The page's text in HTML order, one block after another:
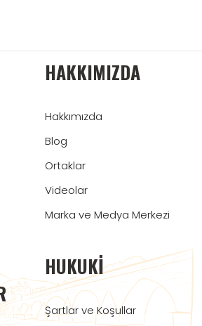
HAKKIMIZDA
Hakkımızda
Blog
Ortaklar
Videolar
Marka ve Medya Merkezi
HUKUKI
Şartlar ve Koşullar